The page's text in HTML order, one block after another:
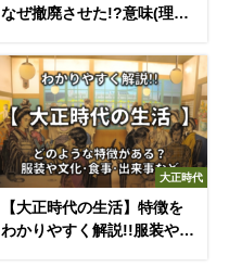
なぜ撤廃させた!?意味(理由)
大正時代
【大正時代の生活】特徴を
わかりやすく解説!!服装や文